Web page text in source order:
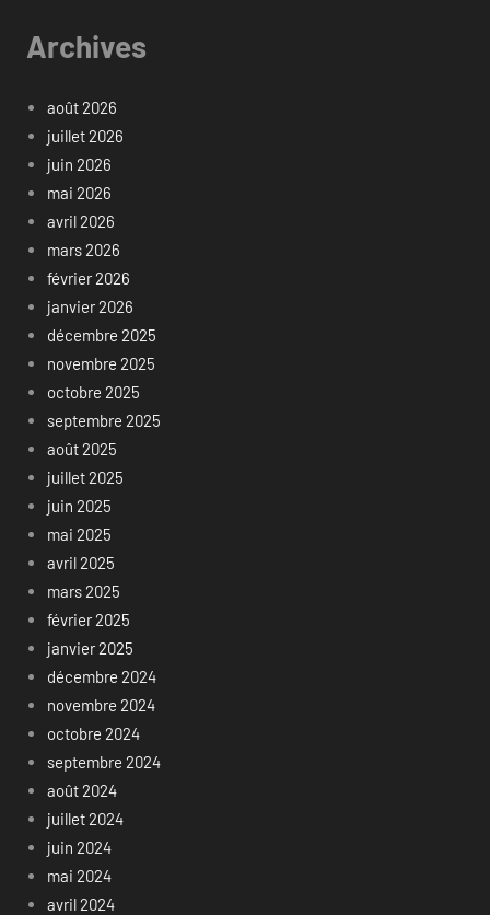
Archives
août 2026
juillet 2026
juin 2026
mai 2026
avril 2026
mars 2026
février 2026
janvier 2026
décembre 2025
novembre 2025
octobre 2025
septembre 2025
août 2025
juillet 2025
juin 2025
mai 2025
avril 2025
mars 2025
février 2025
janvier 2025
décembre 2024
novembre 2024
octobre 2024
septembre 2024
août 2024
juillet 2024
juin 2024
mai 2024
avril 2024